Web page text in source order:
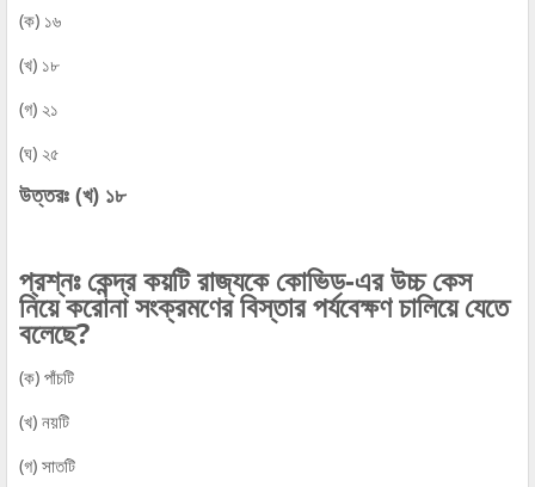
(ক) ১৬
(খ) ১৮
(গ) ২১
(ঘ) ২৫
উত্তরঃ (খ) ১৮
প্রশ্নঃ কেন্দ্র কয়টি রাজ্যকে কোভিড-এর উচ্চ কেস
নিয়ে করোনা সংক্রমণের বিস্তার পর্যবেক্ষণ চালিয়ে যেতে
বলেছে?
(ক) পাঁচটি
(খ) নয়টি
(গ) সাতটি